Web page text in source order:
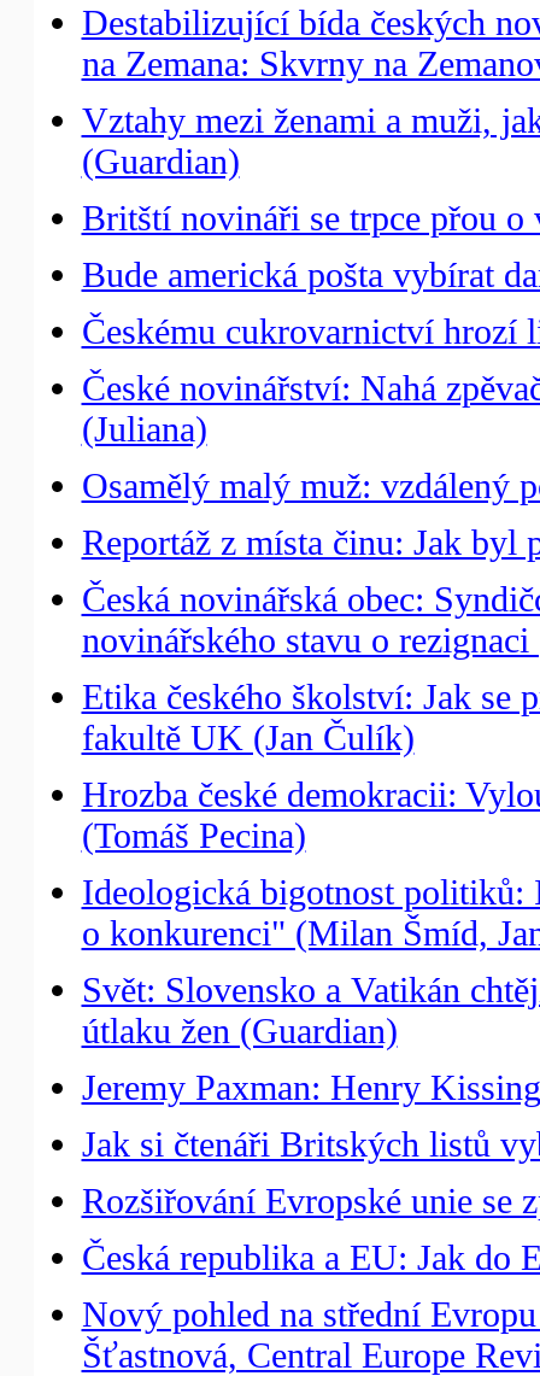
Destabilizující bída českých
na Zemana: Skvrny na
Vztahy mezi ženami a muži,
(Guardian)
Britští novináři se trpce přou
Bude americká pošta vybírat
Českému cukrovarnictví
České novinářství: Nahá
(Juliana)
Osamělý malý muž: vzdálený
Reportáž z místa činu: Jak byl
Česká novinářská obec:
novinářského stavu o rezignaci
Etika českého školství: Jak se
fakultě UK (Jan Čulík)
Hrozba české demokracii:
(Tomáš Pecina)
Ideologická bigotnost politiků:
o konkurenci" (Milan Šmíd,
Svět: Slovensko a Vatikán
útlaku žen (Guardian)
Jeremy Paxman: Henry
Jak si čtenáři Britských listů
Rozšiřování Evropské unie se
Česká republika a EU: Jak do
Nový pohled na střední
Šťastnová, Central Europe